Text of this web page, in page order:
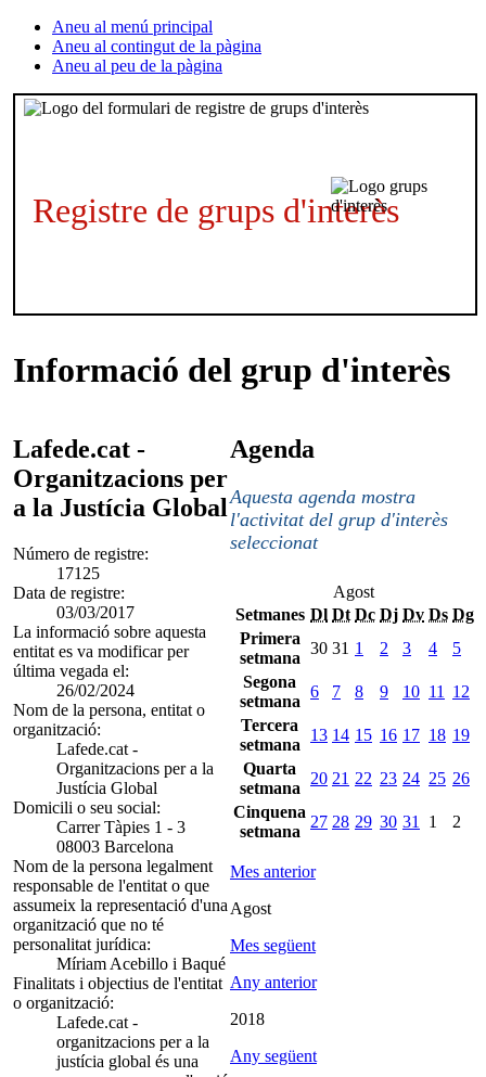
Aneu al menú principal
Aneu al contingut de la pàgina
Aneu al peu de la pàgina
Registre de grups d'interès
Informació del grup d'interès
Lafede.cat -
Organitzacions per
a la Justícia Global
Número de registre:
17125
Data de registre:
03/03/2017
La informació sobre aquesta
entitat es va modificar per
última vegada el:
26/02/2024
Nom de la persona, entitat o
organització:
Lafede.cat -
Organitzacions per a la
Justícia Global
Domicili o seu social:
Carrer Tàpies 1 - 3
08003 Barcelona
Nom de la persona legalment
responsable de l'entitat o que
assumeix la representació d'una
organització que no té
personalitat jurídica:
Míriam Acebillo i Baqué
Finalitats i objectius de l'entitat
o organització:
Lafede.cat -
organitzacions per a la
justícia global és una
Agenda
Aquesta agenda mostra
l'activitat del grup d'interès
seleccionat
Agost
Setmanes Dl Dt Dc Dj Dv Ds Dg
Primera
setmana
30 31 1 2 3 4
5
Segona
setmana
6 7 8 9 10 11
12
Tercera
setmana
13 14 15 16 17 18 19
Quarta
setmana
20 21 22 23 24 25 26
Cinquena
setmana
27 28 29 30 31 1 2
Mes anterior
Agost
Mes següent
Any anterior
2018
Any següent